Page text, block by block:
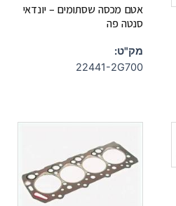
אטם מכסה שסתומים – יונדאי
סנטה פה
מק"ט:
22441-2G700